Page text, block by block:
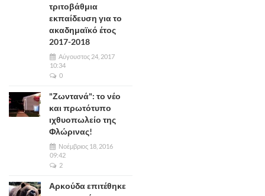
τριτοβάθμια
εκπαίδευση για το
ακαδημαϊκό έτος
2017-2018
Αύγουστος 24, 2017
10:34
0
"Ζωντανά": το νέο
και πρωτότυπο
ιχθυοπωλείο της
Φλώρινας!
Νοέμβριος 18, 2016
09:42
2
Αρκούδα επιτέθηκε